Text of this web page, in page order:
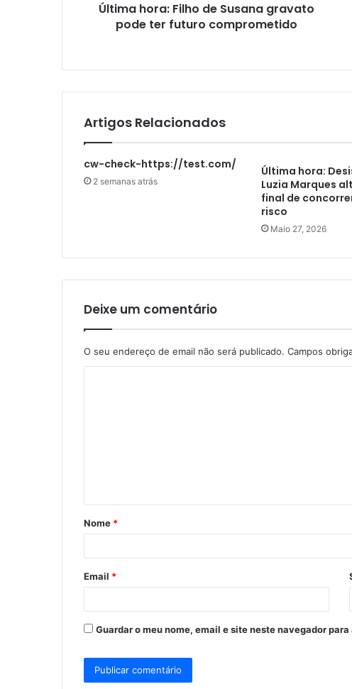
Última hora: Filho de Susana gravato
pode ter futuro comprometido
Artigos Relacionados
cw-check-https://test.com/
2 semanas atrás
Última hora:
Luzia Marques
final de
risco
Maio 27, 2026
Deixe um comentário
O seu endereço de email não será publicado. Campos
á
r
*
Nome *
Email *
Guardar o meu nome, email e site neste navegador